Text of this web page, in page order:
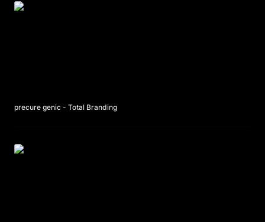
precure genic - Total Branding
precure genic - Total Branding
Crazy Raccoon「CR FES 2024」